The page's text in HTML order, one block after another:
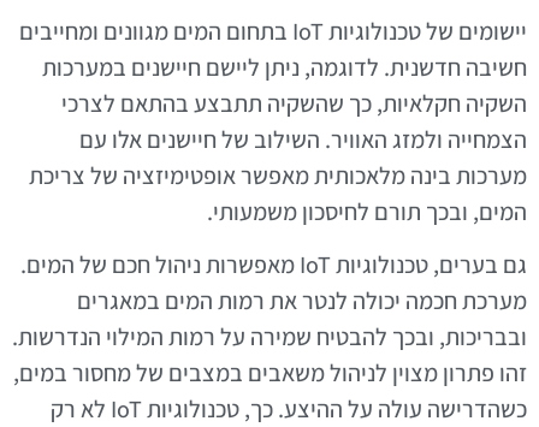
יישומים של טכנולוגיות IoT בתחום המים מגוונים ומחייבים
חשיבה חדשנית. לדוגמה, ניתן ליישם חיישנים במערכות
השקיה חקלאיות, כך שהשקיה תתבצע בהתאם לצרכי
הצמחייה ולמזג האוויר. השילוב של חיישנים אלו עם
מערכות בינה מלאכותית מאפשר אופטימיזציה של צריכת
המים, ובכך תורם לחיסכון משמעותי.
גם בערים, טכנולוגיות IoT מאפשרות ניהול חכם של המים.
מערכת חכמה יכולה לנטר את רמות המים במאגרים
ובבריכות, ובכך להבטיח שמירה על רמות המילוי הנדרשות.
זהו פתרון מצוין לניהול משאבים במצבים של מחסור במים,
כשהדרישה עולה על ההיצע. כך, טכנולוגיות IoT לא רק